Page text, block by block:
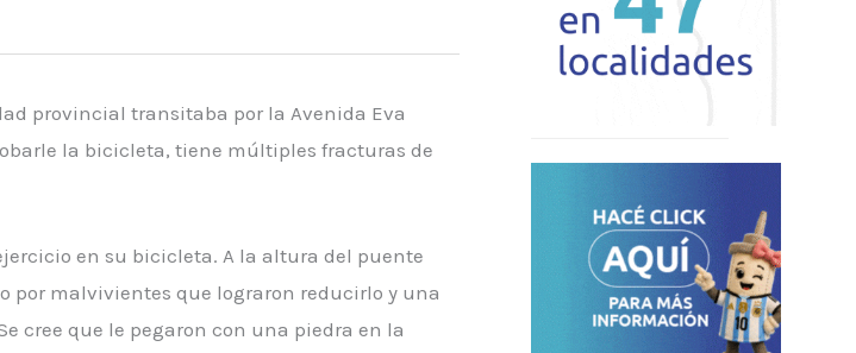
provincial transitaba por la Avenida Eva
la bicicleta, tiene múltiples fracturas de
en su bicicleta. A la altura del puente
por malvivientes que lograron reducirlo y una
cree que le pegaron con una piedra en la